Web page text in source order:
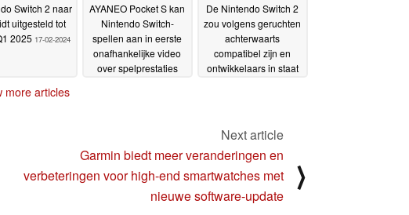
Switch 2 naar
uitgesteld tot
2025 17-02-2024
AYANEO Pocket S kan
Nintendo Switch-
spellen aan in eerste
onafhankelijke video
over spelprestaties
De Nintendo Switch 2
zou volgens geruchten
achterwaarts
compatibel zijn en
ontwikkelaars in staat
more articles
Next article
Garmin biedt meer veranderingen en
verbeteringen voor high-end smartwatches met
nieuwe software-update
⟩